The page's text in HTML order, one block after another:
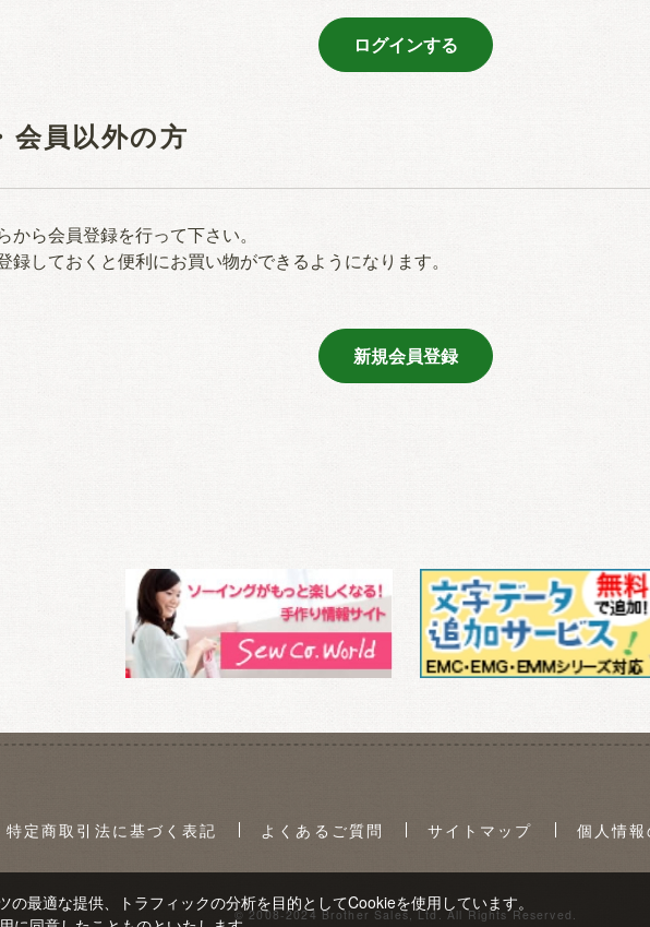
会員以外の方
ら会員登録を行って下さい。
しておくと便利にお買い物ができるようになります。
特定商取引法に基づく表記 よくあるご質問 サイトマップ 個人情
© 2008-2024 Brother Sales, Ltd. All Rights Reserved.
最適な提供、トラフィックの分析を目的としてCookieを使用しています。